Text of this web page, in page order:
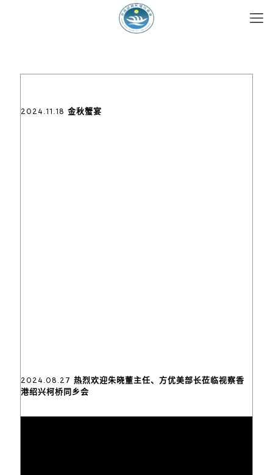
2024.11.18 金秋蟹宴
2024.08.27 热烈欢迎朱晓董主任、方优美部长莅临视察香
港绍兴柯桥同乡会